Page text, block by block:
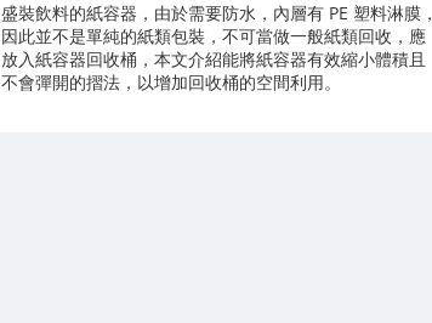
盛裝飲料的紙容器，由於需要防水，內層有 PE 塑料淋膜，
因此並不是單純的紙類包裝，不可當做一般紙類回收，應
放入紙容器回收桶，本文介紹能將紙容器有效縮小體積且
不會彈開的摺法，以增加回收桶的空間利用。